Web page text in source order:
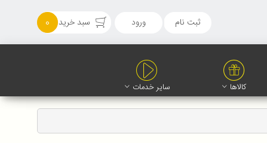
ثبت نام ورود سبد خرید 0
کالاها سایر خدمات